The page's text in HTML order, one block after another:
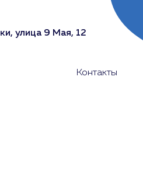
улица 9 Мая, 12
Контакты